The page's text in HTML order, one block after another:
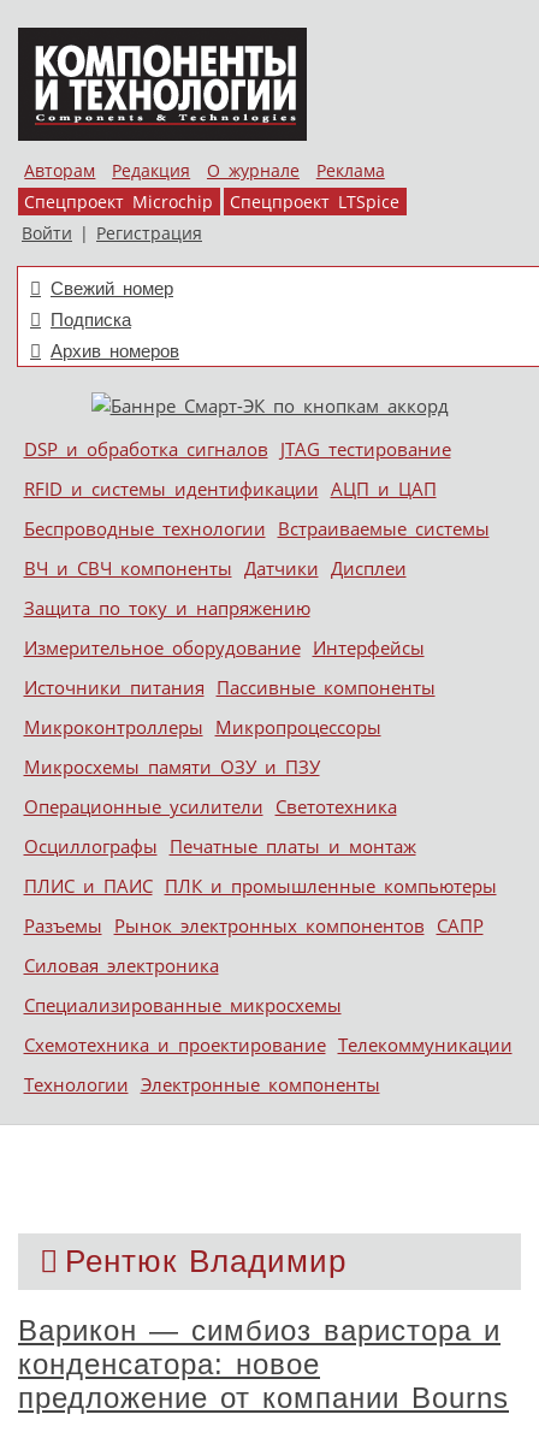
Авторам Редакция О журнале
Реклама
Спецпроект Microchip
Спецпроект LTSpice
Войти | Регистрация
Свежий номер
Подписка
Архив номеров
Меню
Skip to content
DSP и обработка сигналов JTAG тестирование
RFID и системы идентификации АЦП и ЦАП
Беспроводные технологии Встраиваемые системы
ВЧ и СВЧ компоненты Датчики Дисплеи
Защита по току и напряжению
Измерительное оборудование Интерфейсы
Источники питания Пассивные компоненты
Микроконтроллеры Микропроцессоры
Микросхемы памяти ОЗУ и ПЗУ
Операционные усилители Светотехника
Осциллографы Печатные платы и монтаж
ПЛИС и ПАИС ПЛК и промышленные компьютеры
Разъемы Рынок электронных компонентов САПР
Силовая электроника
Специализированные микросхемы
Схемотехника и проектирование Телекоммуникации
Технологии Электронные компоненты
Рентюк Владимир
Варикон — симбиоз варистора и
конденсатора: новое
предложение от компании Bourns